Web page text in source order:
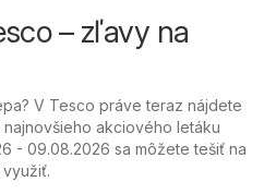
– zľavy na
V Tesco práve teraz nájdete
akciového letáku
- 09.08.2026 sa môžete tešiť na